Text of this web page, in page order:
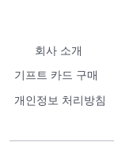
회사 소개
기프트 카드 구매
개인정보 처리방침